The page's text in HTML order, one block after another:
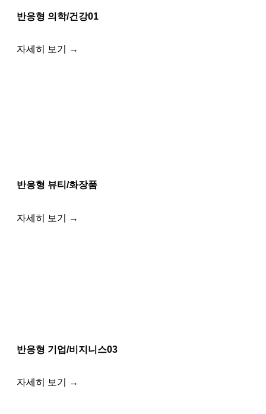
반응형 의학/건강01
자세히 보기 →
반응형 뷰티/화장품
자세히 보기 →
반응형 기업/비지니스03
자세히 보기 →